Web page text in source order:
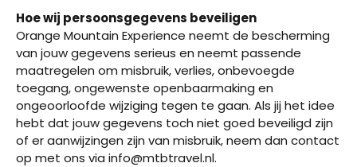
Hoe wij persoonsgegevens beveiligen
Orange Mountain Experience neemt de bescherming
van jouw gegevens serieus en neemt passende
maatregelen om misbruik, verlies, onbevoegde
toegang, ongewenste openbaarmaking en
ongeoorloofde wijziging tegen te gaan. Als jij het idee
hebt dat jouw gegevens toch niet goed beveiligd zijn
of er aanwijzingen zijn van misbruik, neem dan contact
op met ons via info@mtbtravel.nl.